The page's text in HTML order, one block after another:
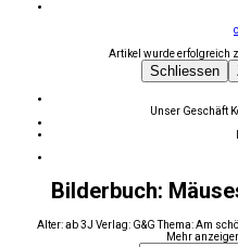
Artikel wurde erfolgreich
Schliessen
Unser Geschäft
Bilderbuch:
Alter: ab 3J Verlag: G&G Thema: Am
Mehr